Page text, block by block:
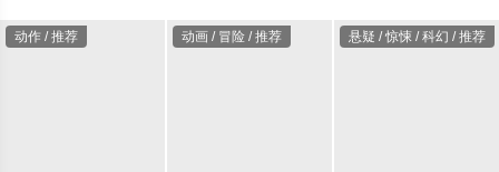
动作 / 推荐 动画 / 冒险 / 推荐 悬疑 / 惊悚 / 科幻 / 推荐